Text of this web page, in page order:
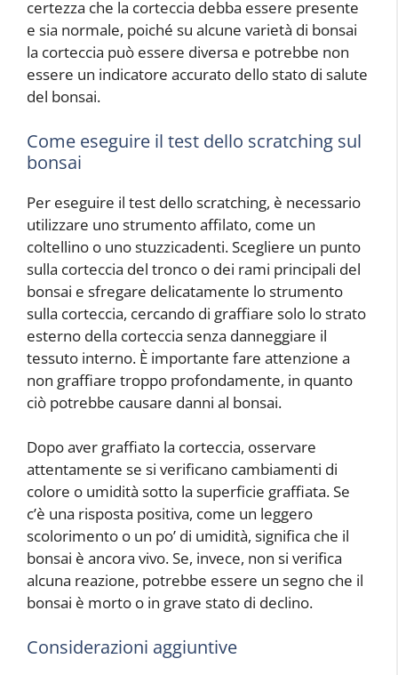
certezza che la corteccia debba essere presente
e sia normale, poiché su alcune varietà di bonsai
la corteccia può essere diversa e potrebbe non
essere un indicatore accurato dello stato di salute
del bonsai.
Come eseguire il test dello scratching sul
bonsai
Per eseguire il test dello scratching, è necessario
utilizzare uno strumento affilato, come un
coltellino o uno stuzzicadenti. Scegliere un punto
sulla corteccia del tronco o dei rami principali del
bonsai e sfregare delicatamente lo strumento
sulla corteccia, cercando di graffiare solo lo strato
esterno della corteccia senza danneggiare il
tessuto interno. È importante fare attenzione a
non graffiare troppo profondamente, in quanto
ciò potrebbe causare danni al bonsai.
Dopo aver graffiato la corteccia, osservare
attentamente se si verificano cambiamenti di
colore o umidità sotto la superficie graffiata. Se
c’è una risposta positiva, come un leggero
scolorimento o un po’ di umidità, significa che il
bonsai è ancora vivo. Se, invece, non si verifica
alcuna reazione, potrebbe essere un segno che il
bonsai è morto o in grave stato di declino.
Considerazioni aggiuntive